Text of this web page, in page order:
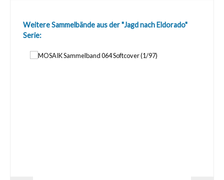
Produktgalerie überspringen
Weitere Sammelbände aus der "Jagd nach Eldorado"
Serie: